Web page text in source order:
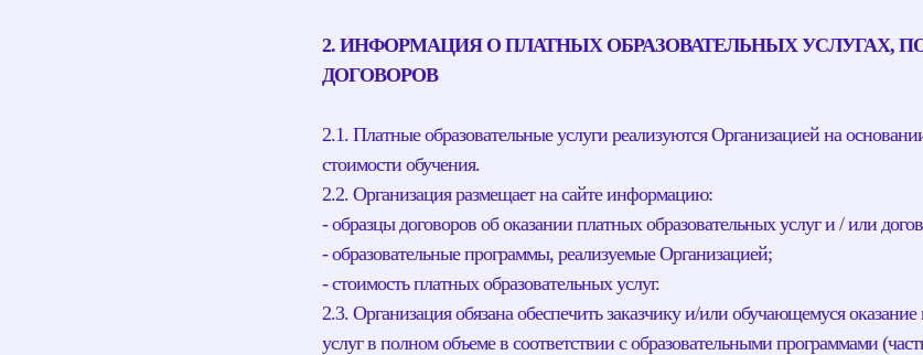
2. ИНФОРМАЦИЯ О ПЛАТНЫХ ОБРАЗОВАТЕЛЬНЫХ УСЛУГАХ,
ДОГОВОРОВ
2.1. Платные образовательные услуги реализуются Организацией на
стоимости обучения.
2.2. Организация размещает на сайте информацию:
- образцы договоров об оказании платных образовательных услуг и / или
- образовательные программы, реализуемые Организацией;
- стоимость платных образовательных услуг.
2.3. Организация обязана обеспечить заказчику и/или обучающемуся
услуг в полном объеме в соответствии с образовательными программами